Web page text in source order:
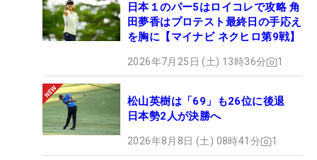
日本１のパー5はロイコレで攻略 角
田夢香はプロテスト最終日の手応え
を胸に【マイナビ ネクヒロ第9戦】
2026年7月25日 (土) 13時36分 1
松山英樹は「69」も26位に後退
日本勢2人が決勝へ
2026年8月8日 (土) 08時41分 1